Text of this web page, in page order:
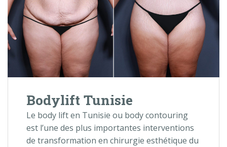
Bodylift Tunisie
Le body lift en Tunisie ou body contouring
est l’une des plus importantes interventions
de transformation en chirurgie esthétique du